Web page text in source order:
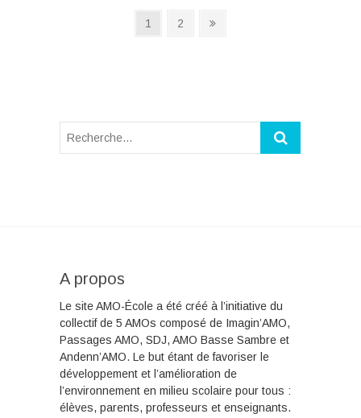
NavigationPage
1 Page
2
Next
A propos
Le site AMO-École a été créé à l’initiative du
collectif de 5 AMOs composé de Imagin’AMO,
Passages AMO, SDJ, AMO Basse Sambre et
Andenn’AMO. Le but étant de favoriser le
développement et l’amélioration de
l’environnement en milieu scolaire pour tous :
élèves, parents, professeurs et enseignants.